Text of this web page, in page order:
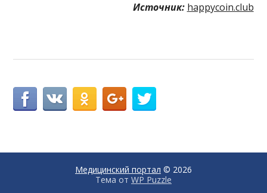
Источник: happycoin.club
Медицинский портал © 2026
Тема от WP Puzzle